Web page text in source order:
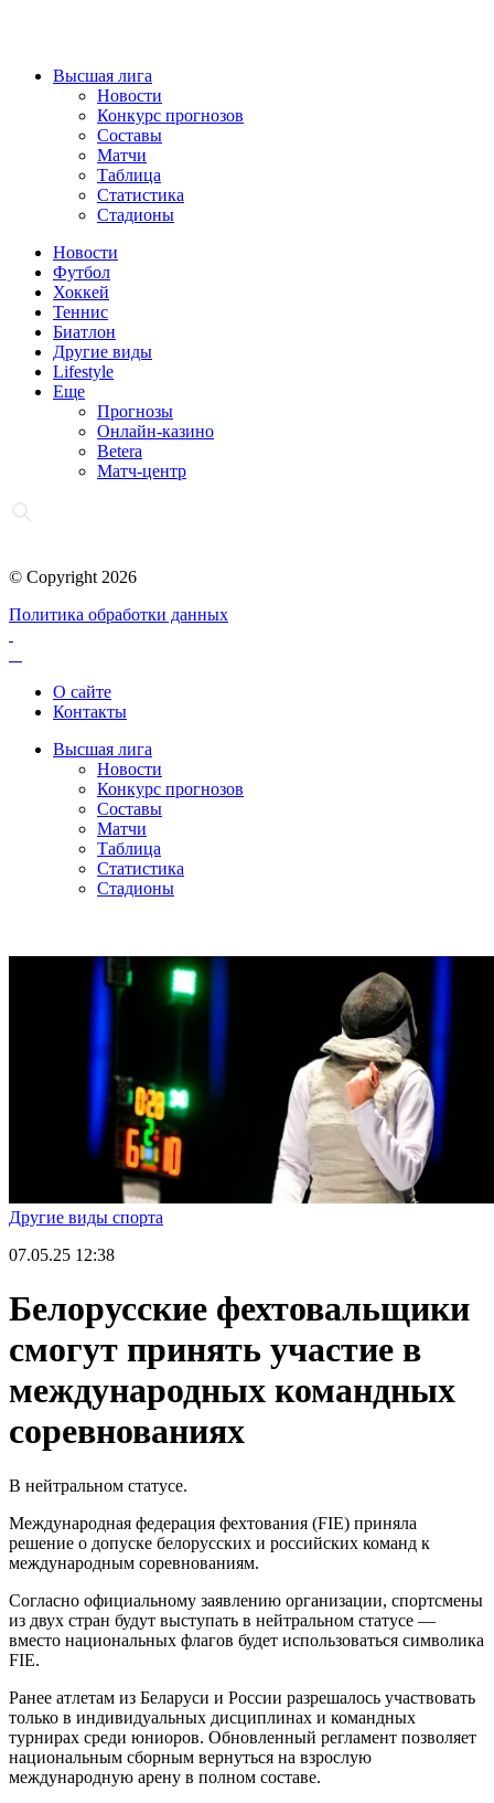
Высшая лига
Новости
Конкурс прогнозов
Составы
Матчи
Таблица
Статистика
Стадионы
Новости
Футбол
Хоккей
Теннис
Биатлон
Другие виды
Lifestyle
Еще
Прогнозы
Онлайн-казино
Betera
Матч-центр
© Copyright 2026
Политика обработки данных
О сайте
Контакты
Высшая лига
Новости
Конкурс прогнозов
Составы
Матчи
Таблица
Статистика
Стадионы
Другие виды спорта
07.05.25 12:38
Белорусские фехтовальщики
смогут принять участие в
международных командных
соревнованиях
В нейтральном статусе.
Международная федерация фехтования (FIE) приняла
решение о допуске белорусских и российских команд к
международным соревнованиям.
Согласно официальному заявлению организации, спортсмены
из двух стран будут выступать в нейтральном статусе —
вместо национальных флагов будет использоваться символика
FIE.
Ранее атлетам из Беларуси и России разрешалось участвовать
только в индивидуальных дисциплинах и командных
турнирах среди юниоров. Обновленный регламент позволяет
национальным сборным вернуться на взрослую
международную арену в полном составе.